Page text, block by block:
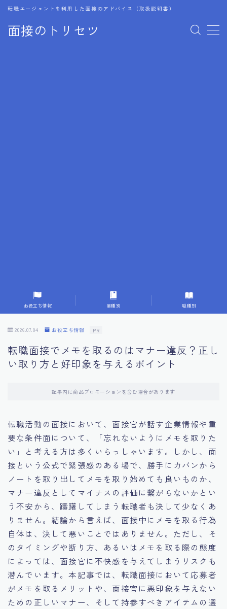
面接のトリセツ
転職エージェントを利用した面接のアドバイス（取扱説明書）
MENU
9.面接での落とし穴とその対策
10.フィードバックを活用する方法
11.オンライン面接の成功への鍵
14.キャリアアップのための面接戦略
15.職場適応力をアピールする方法
16.エージェントと良好な関係を築く方法
17.面接でブランクを効果的に伝える方法
18.転職後の職場に適応するためのヒント
お役立ち情報 業種別 職種別
2026.07.04 お役立ち情報 PR
転職面接でメモを取るのはマナー違反？正し
い取り方と好印象を与えるポイント
記事内に商品プロモーションを含む場合があります
転職活動の面接において、面接官が話す企業情報や重
要な条件面について、「忘れないようにメモを取りた
い」と考える方は多くいらっしゃいます。しかし、面
接という公式で緊張感のある場で、勝手にカバンから
ノートを取り出してメモを取り始めても良いものか、
マナー違反としてマイナスの評価に繋がらないかとい
う不安から、躊躇してしまう転職者も決して少なくあ
りません。結論から言えば、面接中にメモを取る行為
自体は、決して悪いことではありません。ただし、そ
のタイミングや断り方、あるいはメモを取る際の態度
によっては、面接官に不快感を与えてしまうリスクも
潜んでいます。本記事では、転職面接において応募者
がメモを取るメリットや、面接官に悪印象を与えない
ための正しいマナー、そして持参すべきアイテムの選